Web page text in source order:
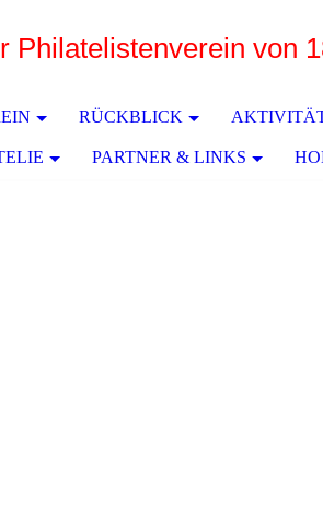
Philatelistenverein von
RÜCKBLICK
PARTNER & LINKS